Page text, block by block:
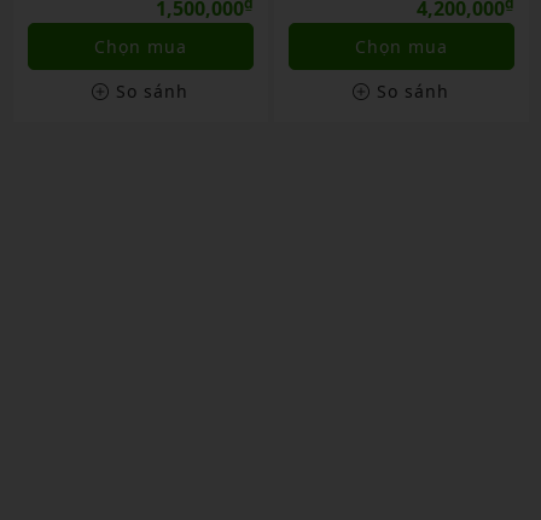
1,500,000
Chọn mua
So sánh
4,200,000
Chọn mua
So sánh